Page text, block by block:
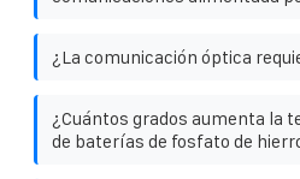
¿La comunicación óptica
¿Cuántos grados aumenta la
de baterías de fosfato de